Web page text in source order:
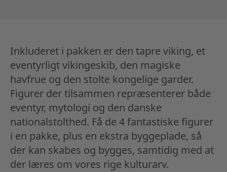
Inkluderet i pakken er den tapre viking, et
eventyrligt vikingeskib, den magiske
havfrue og den stolte kongelige garder.
Figurer der tilsammen repræsenterer både
eventyr, mytologi og den danske
nationalstolthed. Få de 4 fantastiske figurer
i en pakke, plus en ekstra byggeplade, så
der kan skabes og bygges, samtidig med at
der læres om vores rige kulturarv.